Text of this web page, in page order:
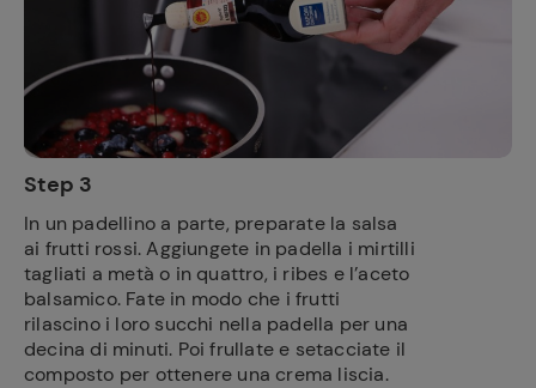
Step 3
In un padellino a parte, preparate la salsa
ai frutti rossi. Aggiungete in padella i mirtilli
tagliati a metà o in quattro, i ribes e l’aceto
balsamico. Fate in modo che i frutti
rilascino i loro succhi nella padella per una
decina di minuti. Poi frullate e setacciate il
composto per ottenere una crema liscia.